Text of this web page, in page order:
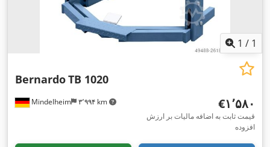
1 / 1
Mindelheim ۳٬۹۹۴ km
BernardoTB 1020
‎€۱٬۵۸۰
قیمت ثابت به اضافه مالیات بر ارزش
افزوده